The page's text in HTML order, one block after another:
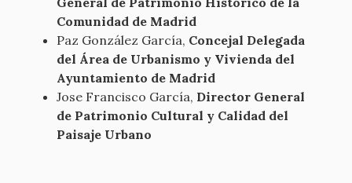
Comunidad de Madrid
Paz González García, Concejal Delegada
del Área de Urbanismo y Vivienda del
Ayuntamiento de Madrid
Jose Francisco García, Director General
de Patrimonio Cultural y Calidad del
Paisaje Urbano